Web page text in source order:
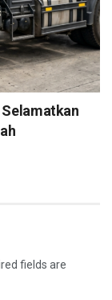
Selamatkan
fields are